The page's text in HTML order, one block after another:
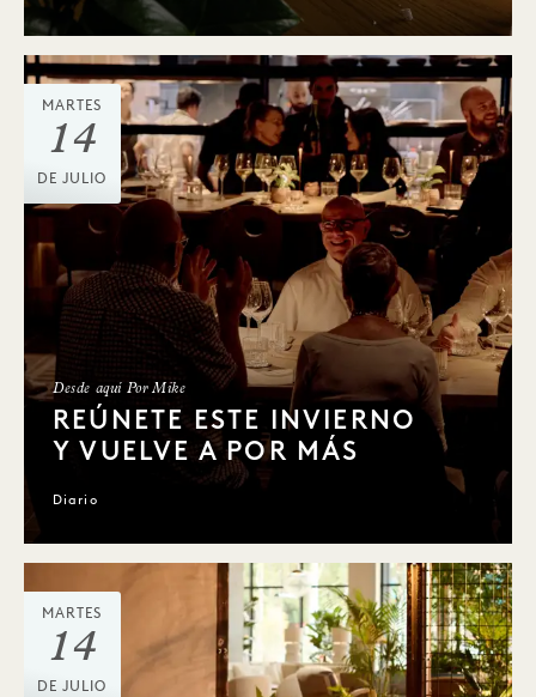
MARTES
14
DE JULIO
Desde aquí Por Mike
REÚNETE ESTE INVIERNO
Y VUELVE A POR MÁS
Diario
MARTES
14
DE JULIO